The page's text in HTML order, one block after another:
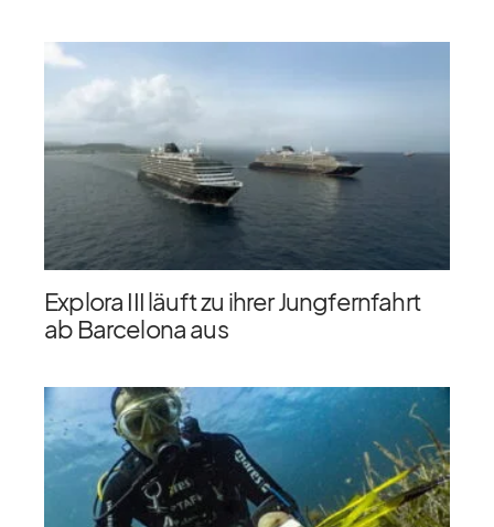
Explora III läuft zu ihrer Jungfernfahrt
ab Barcelona aus